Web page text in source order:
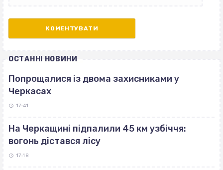
ОСТАННІ НОВИНИ
Попрощалися із двома захисниками у
Черкасах
17:41
На Черкащині підпалили 45 км узбіччя:
вогонь дістався лісу
17:18